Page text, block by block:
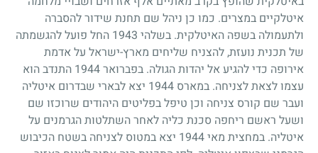
איטלקיים במצרים. כמו כן ניהל שם תחנת שידור להסברה
ולתעמולה בשפה האיטלקית. בשלהי 1943 החל פועל להגשמתה
של תכנית נועזת, להצניח שליחים מארץ-ישראל על אדמת
אירופה כדי להגיע אל יהדות הגולה. בפברואר1944 התנדב הוא
עצמו לצאת לצניחה. במארס 1944 יצא לבארי שבדרום איטליה
ועבר שם קורס צניחה וכן טיפל בפליטים היהודים שרוכזו שם
ושעל ראשם ריחפה סכנת כליה לאחר השתלטות הגרמנים על
איטליה. במחצית מאי1944 יצא במטוס לצניחה בשטח הכיבוש